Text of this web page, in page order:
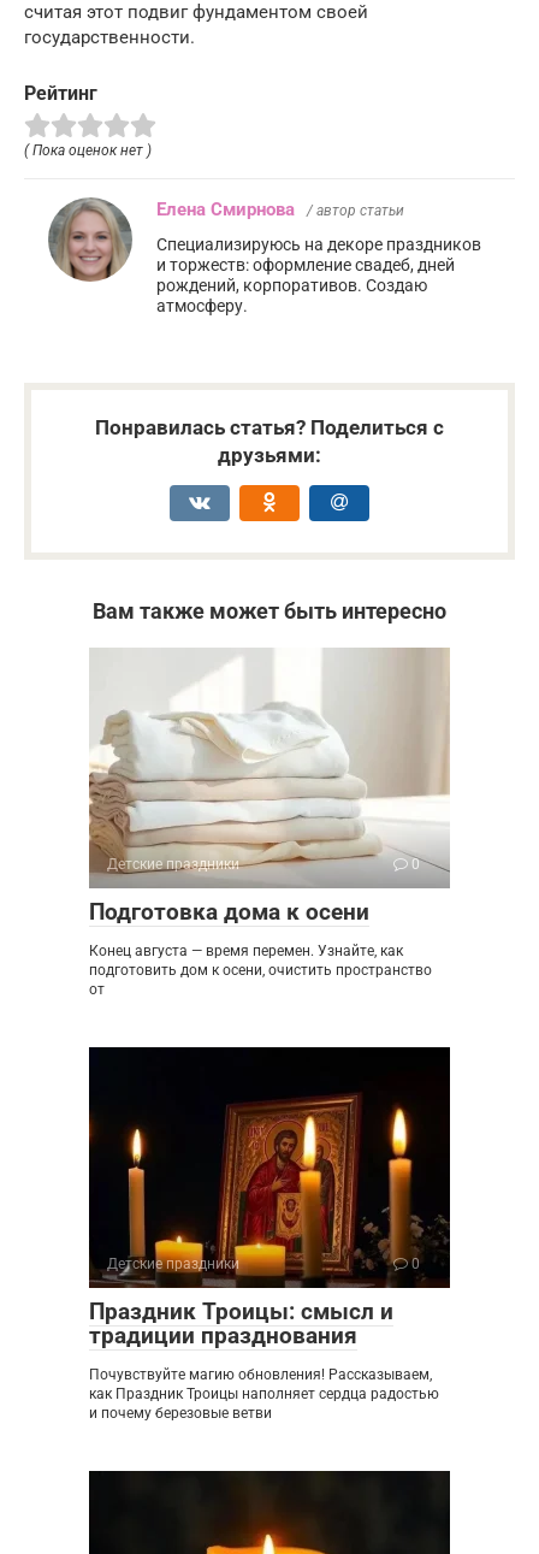
считая этот подвиг фундаментом своей
государственности.
Рейтинг
( Пока оценок нет )
Елена Смирнова / автор статьи
Специализируюсь на декоре праздников
и торжеств: оформление свадеб, дней
рождений, корпоративов. Создаю
атмосферу.
Понравилась статья? Поделиться с
друзьями:
Вам также может быть интересно
Детские праздники 0
Подготовка дома к осени
Конец августа — время перемен. Узнайте, как
подготовить дом к осени, очистить пространство
от
Детские праздники 0
Праздник Троицы: смысл и
традиции празднования
Почувствуйте магию обновления! Рассказываем,
как Праздник Троицы наполняет сердца радостью
и почему березовые ветви